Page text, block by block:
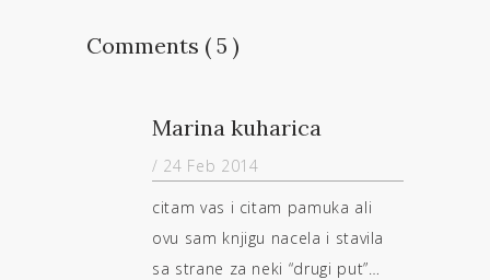
Comments ( 5 )
Marina kuharica
/ 24 Feb 2014
citam vas i citam pamuka ali
ovu sam knjigu nacela i stavila
sa strane za neki “drugi put”…